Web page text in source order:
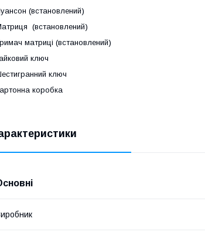
(встановлений)
(встановлений)
матриці (встановлений)
ключ
ключ
коробка